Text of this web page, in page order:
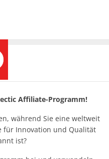
Affiliate-Programm!
während Sie eine weltweit
für Innovation und Qualität
ist?